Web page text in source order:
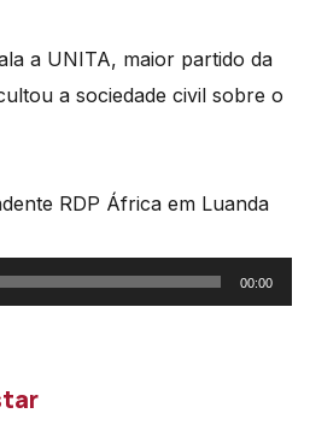
a UNITA, maior partido da
a sociedade civil sobre o
RDP África em Luanda
00:00